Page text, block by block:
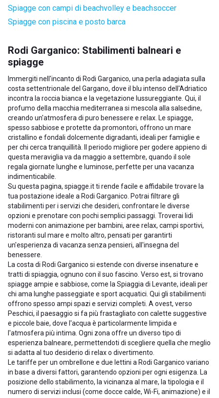
Spiagge con campi di beachvolley e beachsoccer
Spiagge con piscina e posto barca
Rodi Garganico: Stabilimenti balneari e
spiagge
Immergiti nell'incanto di Rodi Garganico, una perla adagiata sulla
costa settentrionale del Gargano, dove il blu intenso dell'Adriatico
incontra la roccia bianca e la vegetazione lussureggiante. Qui, il
profumo della macchia mediterranea si mescola alla salsedine,
creando un'atmosfera di puro benessere e relax. Le spiagge,
spesso sabbiose e protette da promontori, offrono un mare
cristallino e fondali dolcemente digradanti, ideali per famiglie e
per chi cerca tranquillità. Il periodo migliore per godere appieno di
questa meraviglia va da maggio a settembre, quando il sole
regala giornate lunghe e luminose, perfette per una vacanza
indimenticabile.
Su questa pagina, spiagge.it ti rende facile e affidabile trovare la
tua postazione ideale a Rodi Garganico. Potrai filtrare gli
stabilimenti per i servizi che desideri, confrontare le diverse
opzioni e prenotare con pochi semplici passaggi. Troverai lidi
moderni con animazione per bambini, aree relax, campi sportivi,
ristoranti sul mare e molto altro, pensati per garantirti
un'esperienza di vacanza senza pensieri, all'insegna del
benessere.
La costa di Rodi Garganico si estende con diverse insenature e
tratti di spiaggia, ognuno con il suo fascino. Verso est, si trovano
spiagge ampie e sabbiose, come la Spiaggia di Levante, ideali per
chi ama lunghe passeggiate e sport acquatici. Qui gli stabilimenti
offrono spesso ampi spazi e servizi completi. A ovest, verso
Peschici, il paesaggio si fa più frastagliato con calette suggestive
e piccole baie, dove l'acqua è particolarmente limpida e
l'atmosfera più intima. Ogni zona offre un diverso tipo di
esperienza balneare, permettendoti di scegliere quella che meglio
si adatta al tuo desiderio di relax o divertimento.
Le tariffe per un ombrellone e due lettini a Rodi Garganico variano
in base a diversi fattori, garantendo opzioni per ogni esigenza. La
posizione dello stabilimento, la vicinanza al mare, la tipologia e il
numero di servizi inclusi (come docce calde, Wi-Fi, animazione) e il